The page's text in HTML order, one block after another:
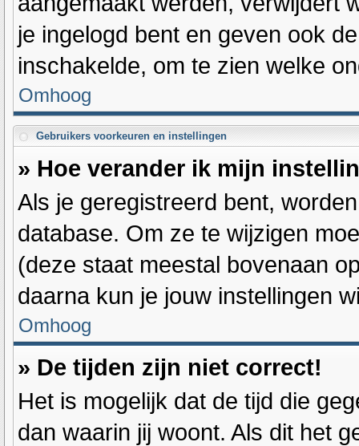
je ingelogd bent en geven ook
inschakelde, om te zien welke
Omhoog
Gebruikers voorkeuren en instellingen
» Hoe verander ik mijn
Als je geregistreerd bent,
database. Om ze te wijzigen
(deze staat meestal bovenaan
daarna kun je jouw instellingen
Omhoog
» De tijden zijn niet correct!
Het is mogelijk dat de tijd die
dan waarin jij woont. Als dit het